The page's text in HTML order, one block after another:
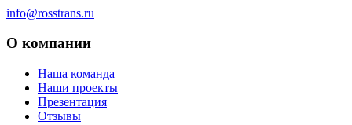
info@rosstrans.ru
О компании
Наша команда
Наши проекты
Презентация
Отзывы